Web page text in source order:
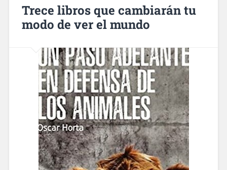
Trece libros que cambiarán tu
modo de ver el mundo